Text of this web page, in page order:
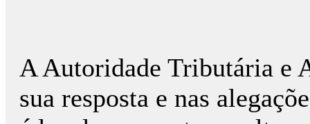
A Autoridade Tributária e
sua resposta e nas